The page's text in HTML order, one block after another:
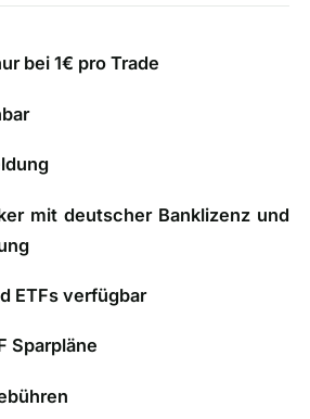
bei 1€ pro Trade
mit deutscher Banklizenz und
ETFs verfügbar
Sparpläne